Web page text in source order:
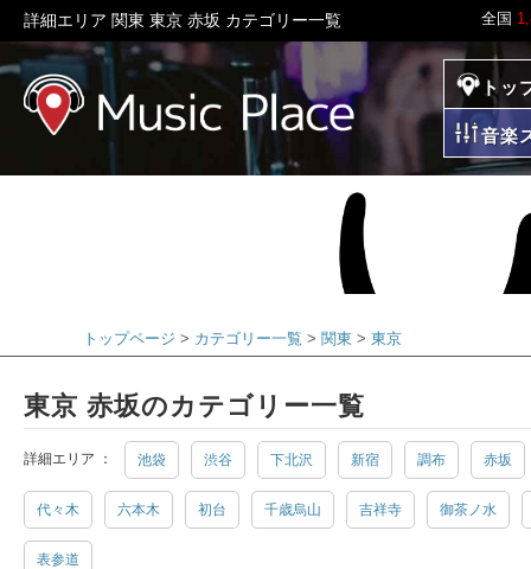
全国
詳細エリア 関東 東京 赤坂 カテゴリー一覧
ミュージックプレイ
トッ
音楽
トップページ カテゴリー一覧 関東 東京
東京 赤坂のカテゴリー一覧
詳細エリア ： 池袋 渋谷 下北沢 新宿 調布 赤坂
代々木 六本木 初台 千歳烏山 吉祥寺 御茶ノ水
表参道